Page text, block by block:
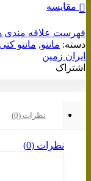
مقایسه
فهرست علاقه مندی
دسته: مانتو, مانتو کتی
ایران زمین
اشتراک
نظرات (0)
نظرات (0)